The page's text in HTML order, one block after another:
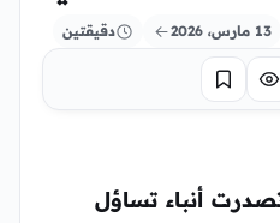
13 مارس، 2026 دقيقتين
تركيز حفظ
أنباء تساؤل